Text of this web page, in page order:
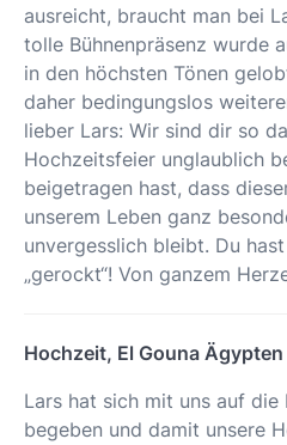
ausreicht, braucht man bei
tolle Bühnenpräsenz wurde
in den höchsten Tönen
daher bedingungslos
lieber Lars: Wir sind dir so
Hochzeitsfeier unglaublich
beigetragen hast, dass
unserem Leben ganz
unvergesslich bleibt. Du
„gerockt“! Von ganzem
Hochzeit, El Gouna Ägypten
Lars hat sich mit uns auf die
begeben und damit unsere